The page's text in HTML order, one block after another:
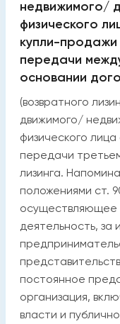
недвижимого/
физического
купли-
передачи
основании
(возвратного
движимого/
физического
передачи
лизинга.
положениями ст.
осуществляющее
деятельность,
постоянное
организация,
власти и